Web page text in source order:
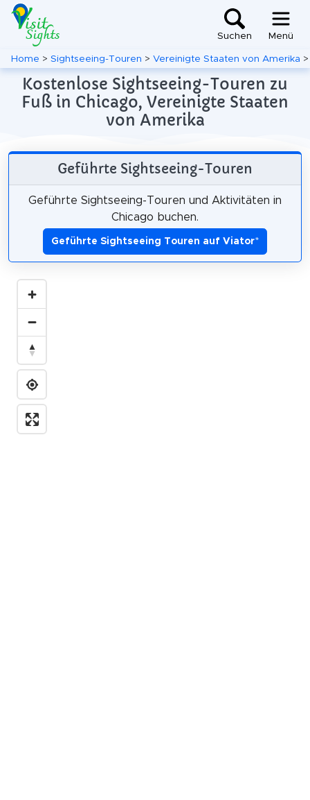
Suchen Menü
Home > Sightseeing-Touren > Vereinigte Staaten von Amerika
Kostenlose Sightseeing-Touren zu
Fuß in Chicago, Vereinigte Staaten
von Amerika
Geführte Sightseeing-Touren
Geführte Sightseeing-Touren und Aktivitäten in
Chicago buchen.
Geführte Sightseeing Touren auf Viator*